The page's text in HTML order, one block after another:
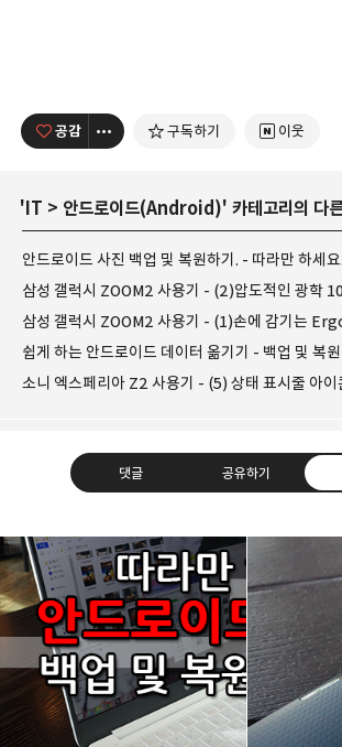
공감 구독하기 이웃
'IT > 안드로이드(Android)' 카테고리의 다
안드로이드 사진 백업 및 복원하기. - 따라만 하세요.
삼성 갤럭시 ZOOM2 사용기 - (2)압도적인 광학
삼성 갤럭시 ZOOM2 사용기 - (1)손에 감기는
쉽게 하는 안드로이드 데이터 옮기기 - 백업 및 복원
소니 엑스페리아 Z2 사용기 - (5) 상태 표시줄 아이
댓글 공유하기
레이니아
다방면의 깊은 관심과 얕은 이해도를 갖춘 보편적
비주류이자 진화하는 영원한 주변인.
구독하기
구독하기 카카오톡